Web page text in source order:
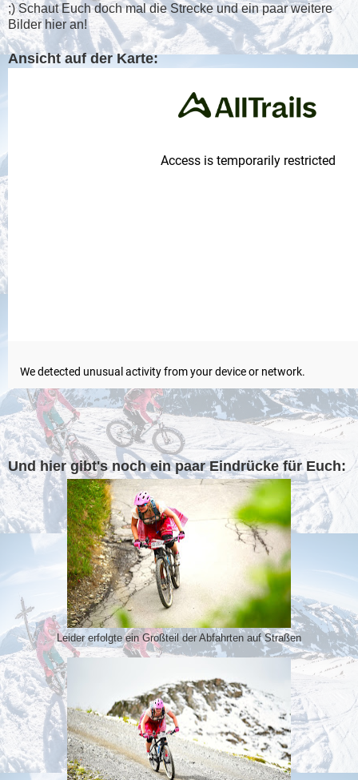
;) Schaut Euch doch mal die Strecke und ein paar weitere
Bilder hier an!
Ansicht auf der Karte:
Und hier gibt's noch ein paar Eindrücke für Euch:
Leider erfolgte ein Großteil der Abfahrten auf Straßen